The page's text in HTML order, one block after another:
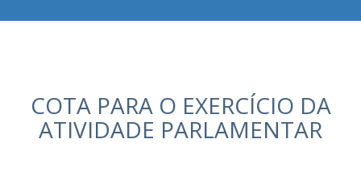
COTA PARA O EXERCÍCIO DA
ATIVIDADE PARLAMENTAR